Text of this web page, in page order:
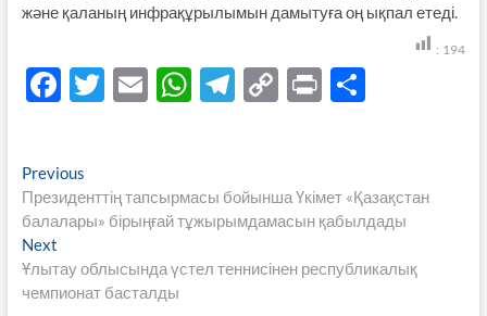
және қаланың инфрақұрылымын дамытуға оң ықпал етеді.
: 194
F
b
o
o
k
T
er
E W
s
A
p
T
gr
a
m
C
y
Li
n
P S
e
Навигация
по
записям
PreviousPrevious
post:
Президенттің тапсырмасы бойынша Үкімет «Қазақстан
балалары» бірыңғай тұжырымдамасын қабылдады
NextNext
post:
Ұлытау облысында үстел теннисінен республикалық
чемпионат басталды